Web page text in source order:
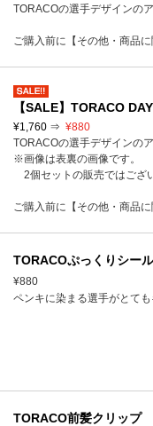
TORACOの選手デザインの
ご購入前に【その他・商品
【SALE】TORACO
¥1,760 ⇒ ¥880
TORACOの選手デザインの
※画像は表裏の画像です。
2個セットの販売ではござ
ご購入前に【その他・商品
TORACOぷっくりシール
¥880
ペンキに染まる選手がとて
TORACO前髪クリップ